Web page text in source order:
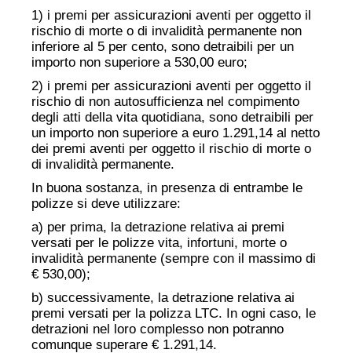
1) i premi per assicurazioni aventi per oggetto il
rischio di morte o di invalidità permanente non
inferiore al 5 per cento, sono detraibili per un
importo non superiore a 530,00 euro;
2) i premi per assicurazioni aventi per oggetto il
rischio di non autosufficienza nel compimento
degli atti della vita quotidiana, sono detraibili per
un importo non superiore a euro 1.291,14 al netto
dei premi aventi per oggetto il rischio di morte o
di invalidità permanente.
In buona sostanza, in presenza di entrambe le
polizze si deve utilizzare:
a) per prima, la detrazione relativa ai premi
versati per le polizze vita, infortuni, morte o
invalidità permanente (sempre con il massimo di
€ 530,00);
b) successivamente, la detrazione relativa ai
premi versati per la polizza LTC. In ogni caso, le
detrazioni nel loro complesso non potranno
comunque superare € 1.291,14.